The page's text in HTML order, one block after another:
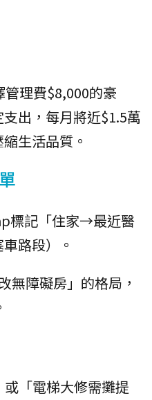
理費$8,000的豪
出，每月將近$1.5萬
生活品質。
標記「住家→最近醫
路段）。
無障礙房」的格局，
「電梯大修需攤提